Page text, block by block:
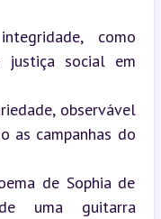
como
justiça social em
observável
as campanhas do
uma guitarra